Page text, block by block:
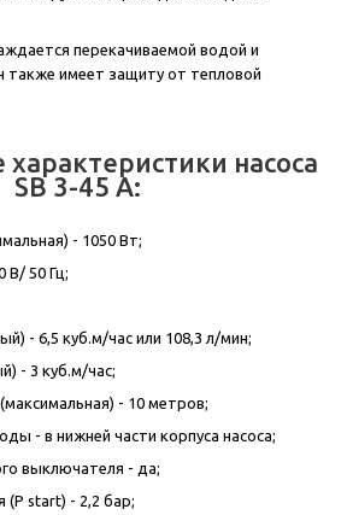
перекачиваемой водой и
имеет защиту от тепловой
характеристики насоса
SB 3-45 A:
- 1050 Вт;
В/ 50 Гц;
- 6,5 куб.м/час или 108,3 л/мин;
- 3 куб.м/час;
- 10 метров;
- в нижней части корпуса насоса;
выключателя - да;
(P start) - 2,2 бар;